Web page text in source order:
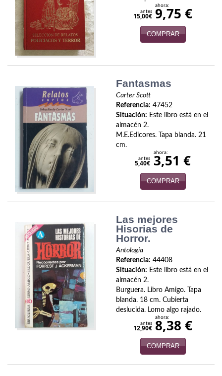
Novela histórica
Novela negra
Novela romántica
Papás, Mamás, bebés...
Papás, Mamás, Bebés...
Papás, Mamás, Bebés…
Poesía
Política
Revistas
Segunda Guerra Mundial
Sobre Madrid
Teatro
Tema Local
Terrorismo
antes
15,00€
ahora:
9,75 €
COMPRAR
Fantasmas
Carter Scott
Referencia: 47452
Situación: Este libro está en el
almacén 2.
M.E.Edicores. Tapa blanda. 21
cm.
antes
5,40€
ahora:
3,51 €
COMPRAR
Las mejores
Hisorias de
Horror.
Antologia
Referencia: 44408
Situación: Este libro está en el
almacén 2.
Burguera. Libro Amigo. Tapa
blanda. 18 cm. Cubierta
deslucida. Lomo algo rajado.
antes
12,90€
ahora:
8,38 €
COMPRAR